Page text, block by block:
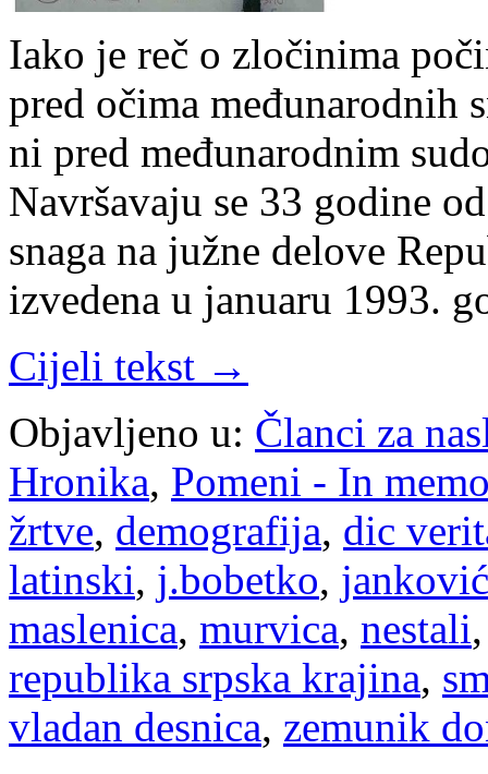
Iako je reč o zločinima
pred očima međunarodnih
ni pred međunarodnim
Navršavaju se 33 godine
snaga na južne delove
izvedena u januaru 1993.
Cijeli tekst →
Objavljeno u: Članci za
Hronika, Pomeni - In
žrtve, demografija, dic
latinski, j.bobetko,
maslenica, murvica, nestali
republika srpska krajina,
vladan desnica, zemunik